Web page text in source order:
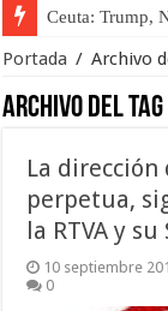
Ceuta: Trump,
Portada / Archivo
Archivo del
La dirección
perpetua,
la RTVA y
10 septiembre
0